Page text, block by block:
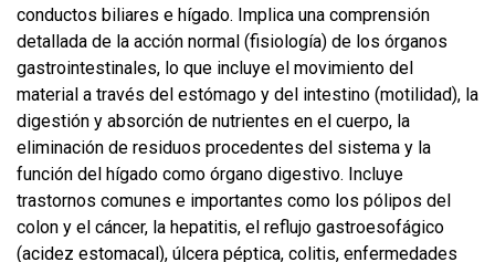
conductos biliares e hígado. Implica una comprensión
detallada de la acción normal (fisiología) de los órganos
gastrointestinales, lo que incluye el movimiento del
material a través del estómago y del intestino (motilidad), la
digestión y absorción de nutrientes en el cuerpo, la
eliminación de residuos procedentes del sistema y la
función del hígado como órgano digestivo. Incluye
trastornos comunes e importantes como los pólipos del
colon y el cáncer, la hepatitis, el reflujo gastroesofágico
(acidez estomacal), úlcera péptica, colitis, enfermedades